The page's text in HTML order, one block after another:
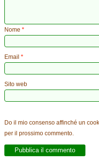
Nome*
Email*
Sito web
Do il mio consenso affinché un
per il prossimo commento.